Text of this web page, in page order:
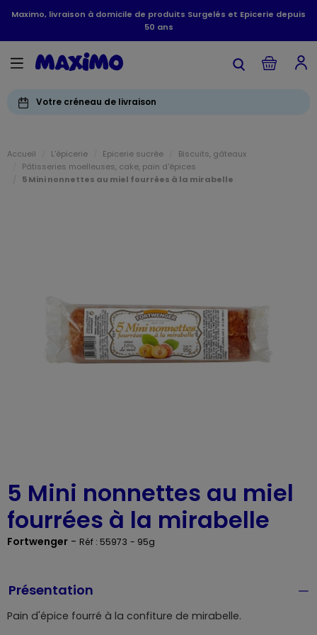
Maximo, livraison à domicile de produits Surgelés et Epicerie depuis
50 ans
Votre créneau de livraison
Accueil L'épicerie Epicerie sucrée
Biscuits, gâteaux
Pâtisseries moelleuses, cake, pain d'épices
5 Mini nonnettes au miel fourrées à la mirabelle
5 Mini nonnettes au miel
fourrées à la mirabelle
Fortwenger - Réf : 55973 - 95g
Présentation
Pain d'épice fourré à la confiture de mirabelle.